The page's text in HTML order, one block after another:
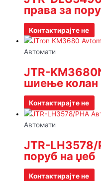
права за
Контактирајте не
Автомати
JTR-
шиење колан
Контактирајте не
Автомати
JTR-LH3578/
поруб на џеб
Контактирајте не